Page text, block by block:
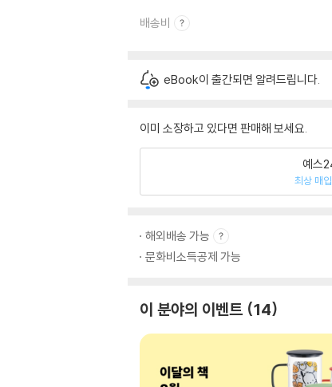
배송비
eBook이 출간되면 알려드립니다.
이미 소장하고 있다면 판매해 보세요.
예스
최상 매
해외배송 가능
문화비소득공제 가능
이 분야의 이벤트 14